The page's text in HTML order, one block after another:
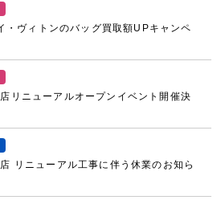
・ヴィトンのバッグ買取額UPキャンペ
リニューアルオープンイベント開催決
リニューアル工事に伴う休業のお知ら